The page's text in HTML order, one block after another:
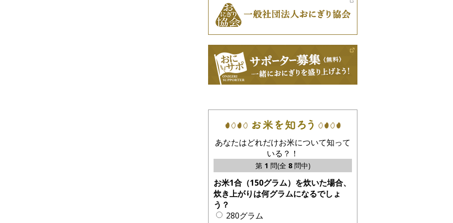
あなたはどれだけお米について知って
いる？！
第 1 問(全 8問中)
お米1合（150グラム）を炊いた場合、
炊き上がりは何グラムになるでしょ
う？
280グラム